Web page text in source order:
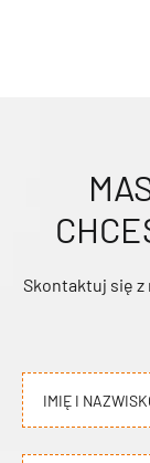
Skontaktuj się z
IMIĘ I